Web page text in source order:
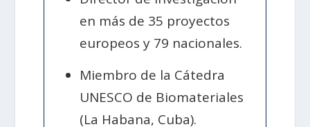
en más de 35 proyectos
europeos y 79 nacionales.
Miembro de la Cátedra
UNESCO de Biomateriales
(La Habana, Cuba).